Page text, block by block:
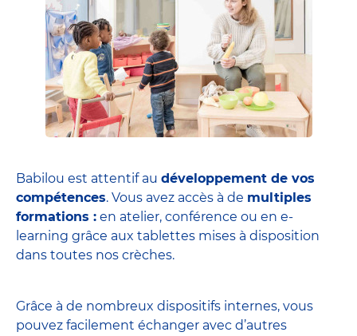
Babilou est attentif au développement de vos
compétences. Vous avez accès à de multiples
formations : en atelier, conférence ou en e-
learning grâce aux tablettes mises à disposition
dans toutes nos crèches.
Grâce à de nombreux dispositifs internes, vous
pouvez facilement échanger avec d’autres